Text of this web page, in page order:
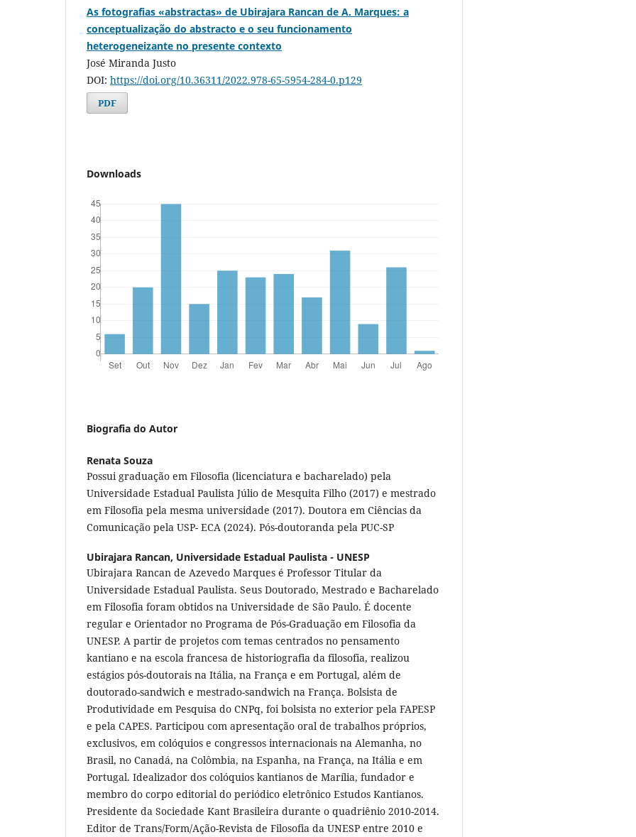
As fotografias «abstractas» de Ubirajara Rancan de A. Marques: a
conceptualização do abstracto e o seu funcionamento
heterogeneizante no presente contexto
José Miranda Justo
DOI: https://doi.org/10.36311/2022.978-65-5954-284-0.p129
PDF
Downloads
Biografia do Autor
Renata Souza
Possui graduação em Filosofia (licenciatura e bacharelado) pela
Universidade Estadual Paulista Júlio de Mesquita Filho (2017) e mestrado
em Filosofia pela mesma universidade (2017). Doutora em Ciências da
Comunicação pela USP- ECA (2024). Pós-doutoranda pela PUC-SP
Ubirajara Rancan, Universidade Estadual Paulista - UNESP
Ubirajara Rancan de Azevedo Marques é Professor Titular da
Universidade Estadual Paulista. Seus Doutorado, Mestrado e Bacharelado
em Filosofia foram obtidos na Universidade de São Paulo. É docente
regular e Orientador no Programa de Pós-Graduação em Filosofia da
UNESP. A partir de projetos com temas centrados no pensamento
kantiano e na escola francesa de historiografia da filosofia, realizou
estágios pós-doutorais na Itália, na França e em Portugal, além de
doutorado-sandwich e mestrado-sandwich na França. Bolsista de
Produtividade em Pesquisa do CNPq, foi bolsista no exterior pela FAPESP
e pela CAPES. Participou com apresentação oral de trabalhos próprios,
exclusivos, em colóquios e congressos internacionais na Alemanha, no
Brasil, no Canadá, na Colômbia, na Espanha, na França, na Itália e em
Portugal. Idealizador dos colóquios kantianos de Marília, fundador e
membro do corpo editorial do periódico eletrônico Estudos Kantianos.
Presidente da Sociedade Kant Brasileira durante o quadriênio 2010-2014.
Editor de Trans/Form/Ação-Revista de Filosofia da UNESP entre 2010 e